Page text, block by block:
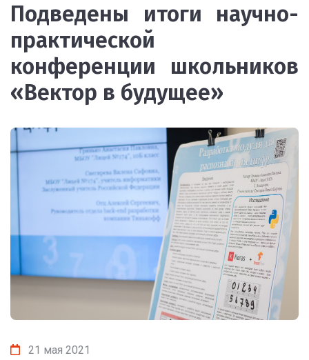
Подведены итоги научно-
практической
конференции школьников
«Вектор в будущее»
21 мая 2021